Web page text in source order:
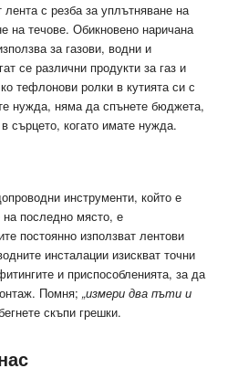
лента с резба за уплътняване на
на течове. Обикновено наричана
за газови, водни и
се различни продукти за газ и
тефлонови ролки в кутията си с
нужда, няма да спънете бюджета,
сърцето, когато имате нужда.
инструменти, който е
последно място, е
постоянно използват лентови
инсталации изискват точни
и приспособленията, за да
Помня; „измери два пъти и
скъпи грешки.